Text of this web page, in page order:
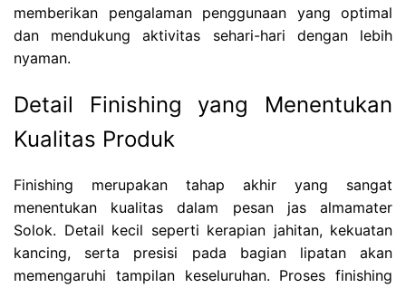
memberikan pengalaman penggunaan yang optimal
dan mendukung aktivitas sehari-hari dengan lebih
nyaman.
Detail Finishing yang Menentukan
Kualitas Produk
Finishing merupakan tahap akhir yang sangat
menentukan kualitas dalam pesan jas almamater
Solok. Detail kecil seperti kerapian jahitan, kekuatan
kancing, serta presisi pada bagian lipatan akan
memengaruhi tampilan keseluruhan. Proses finishing